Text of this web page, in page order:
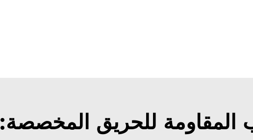
المقاومة للحريق المخصصة: